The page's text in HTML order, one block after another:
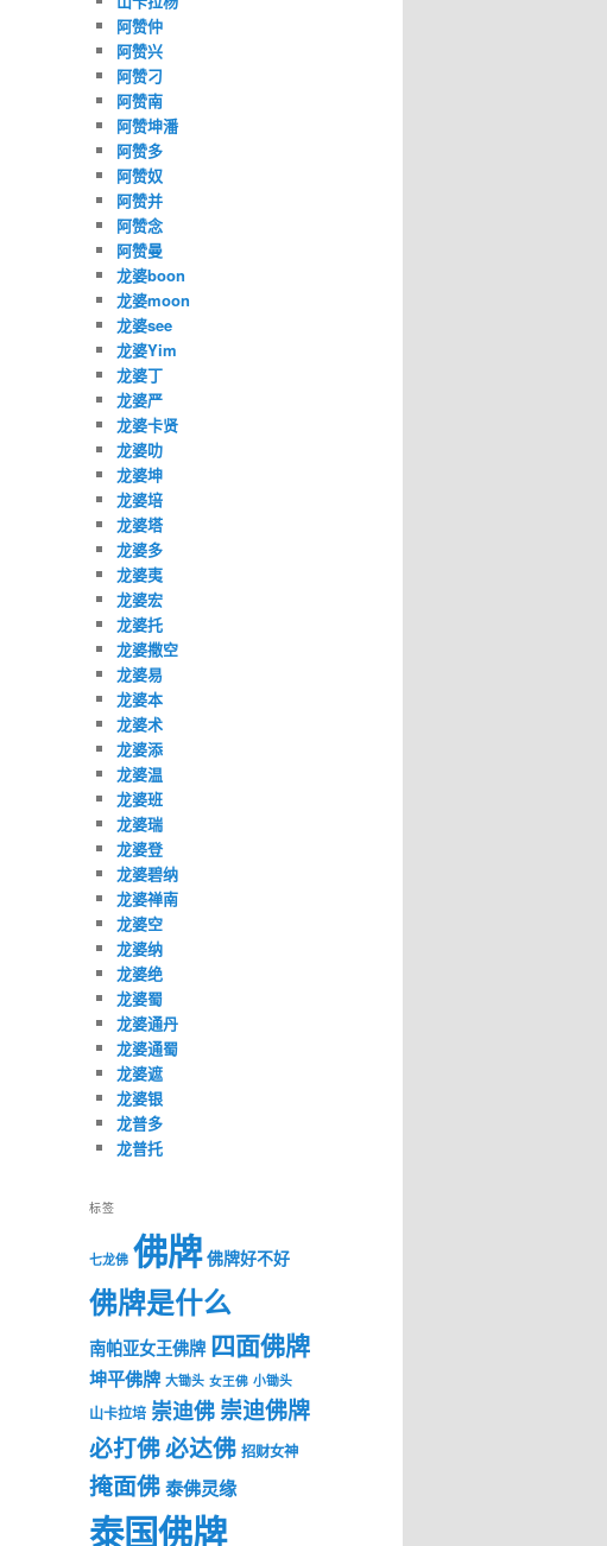
阿赞仲
阿赞兴
阿赞刁
阿赞南
阿赞坤潘
阿赞多
阿赞奴
阿赞并
阿赞念
阿赞曼
龙婆boon
龙婆moon
龙婆see
龙婆Yim
龙婆丁
龙婆严
龙婆卡贤
龙婆叻
龙婆坤
龙婆培
龙婆塔
龙婆多
龙婆夷
龙婆宏
龙婆托
龙婆撒空
龙婆易
龙婆本
龙婆术
龙婆添
龙婆温
龙婆班
龙婆瑞
龙婆登
龙婆碧纳
龙婆禅南
龙婆空
龙婆纳
龙婆绝
龙婆蜀
龙婆通丹
龙婆通蜀
龙婆遮
龙婆银
龙普多
龙普托
标签
七龙佛 佛牌 佛牌好不好
佛牌是什么
南帕亚女王佛牌 四面佛牌
坤平佛牌 大锄头 女王佛 小锄头
山卡拉培 崇迪佛崇迪佛牌
必打佛必达佛 招财女神
掩面佛泰佛灵缘
泰国佛牌